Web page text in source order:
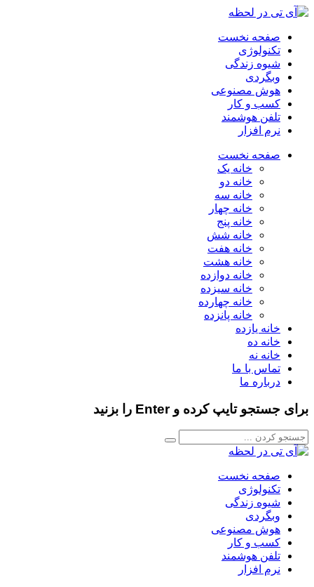
صفحه نخست
تکنولوژی
شیوه زندگی
وبگردی
هوش مصنوعی
کسب و کار
تلفن هوشمند
نرم افزار
صفحه نخست
خانه یک
خانه دو
خانه سه
خانه چهار
خانه پنج
خانه شش
خانه هفت
خانه هشت
خانه دوازده
خانه سیزده
خانه چهارده
خانه پانزده
خانه یازده
خانه ده
خانه نه
تماس با ما
درباره ما
برای جستجو تایپ کرده و Enter را بزنید
صفحه نخست
تکنولوژی
شیوه زندگی
وبگردی
هوش مصنوعی
کسب و کار
تلفن هوشمند
نرم افزار